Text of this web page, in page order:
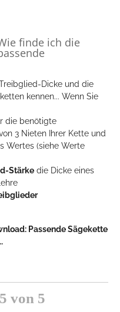
finde ich die
Dicke und die
kennen... Wenn Sie
die benötigte
3 Nieten Ihrer Kette und
Wertes (siehe Werte
Stärke die Dicke eines
Passende Sägekette
von 5